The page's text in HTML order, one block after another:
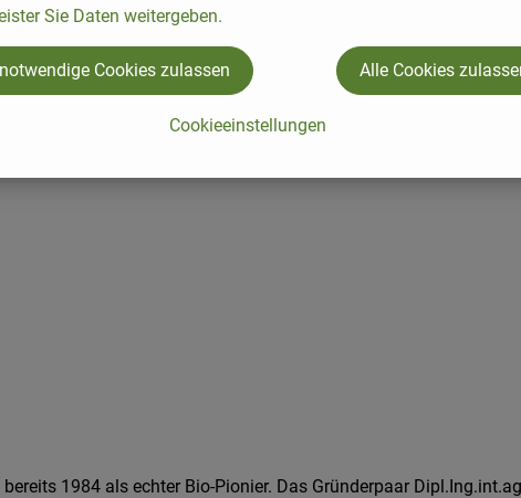
eingefroren geliefert. Bei uns lagert sie ebenfalls bei -
ist nicht ratsam.
1984 als echter Bio-Pionier. Das Gründerpaar
Sie Daten weitergeben.
Cookieeinstellungen
Cookies zulassen Alle Cookies